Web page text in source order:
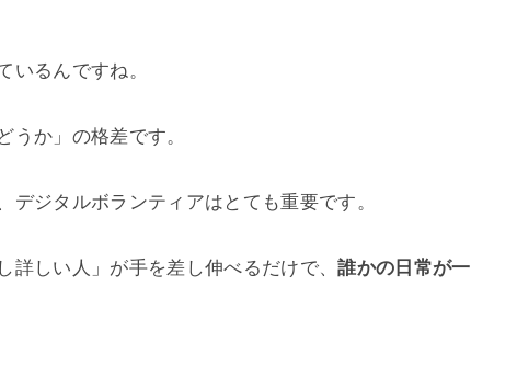
いるんですね。
うか」の格差です。
デジタルボランティアはとても重要です。
詳しい人」が手を差し伸べるだけで、誰かの日常が一